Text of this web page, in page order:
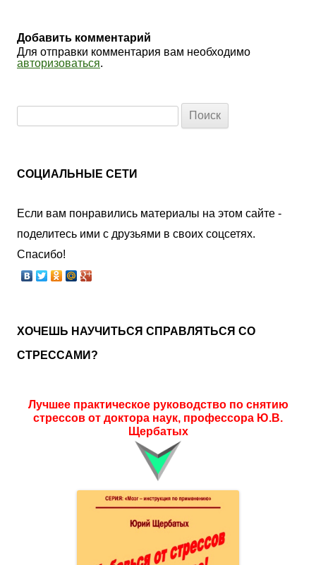
Добавить комментарий
Для отправки комментария вам необходимо
авторизоваться.
СОЦИАЛЬНЫЕ СЕТИ
Если вам понравились материалы на этом сайте -
поделитесь ими с друзьями в своих соцсетях.
Спасибо!
ХОЧЕШЬ НАУЧИТЬСЯ СПРАВЛЯТЬСЯ СО
СТРЕССАМИ?
Лучшее практическое руководство по снятию
стрессов от доктора наук, профессора Ю.В.
Щербатых